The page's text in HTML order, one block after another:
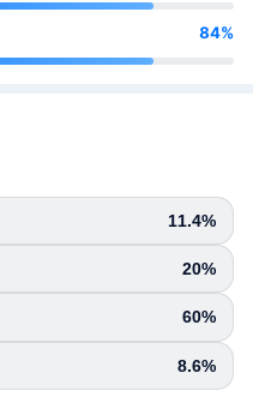
84%
11.4%
20%
60%
8.6%